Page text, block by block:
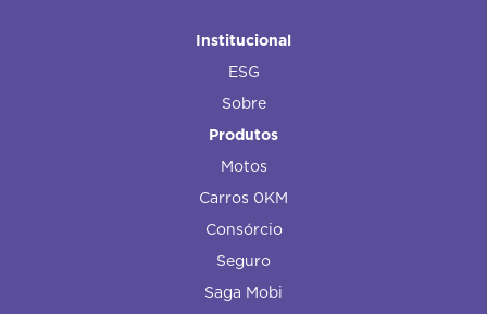
Institucional
ESG
Sobre
Produtos
Motos
Carros 0KM
Consórcio
Seguro
Saga Mobi